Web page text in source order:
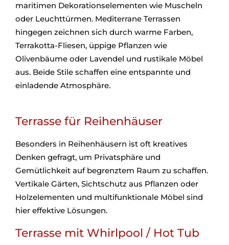
maritimen Dekorationselementen wie Muscheln
oder Leuchttürmen. Mediterrane Terrassen
hingegen zeichnen sich durch warme Farben,
Terrakotta-Fliesen, üppige Pflanzen wie
Olivenbäume oder Lavendel und rustikale Möbel
aus. Beide Stile schaffen eine entspannte und
einladende Atmosphäre.
Terrasse für Reihenhäuser
Besonders in Reihenhäusern ist oft kreatives
Denken gefragt, um Privatsphäre und
Gemütlichkeit auf begrenztem Raum zu schaffen.
Vertikale Gärten, Sichtschutz aus Pflanzen oder
Holzelementen und multifunktionale Möbel sind
hier effektive Lösungen.
Terrasse mit Whirlpool / Hot Tub